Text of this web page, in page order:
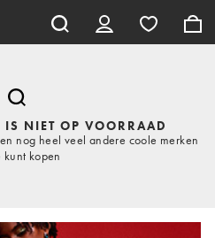
NIET OP VOORRAAD
nog heel veel andere coole merken
kunt kopen